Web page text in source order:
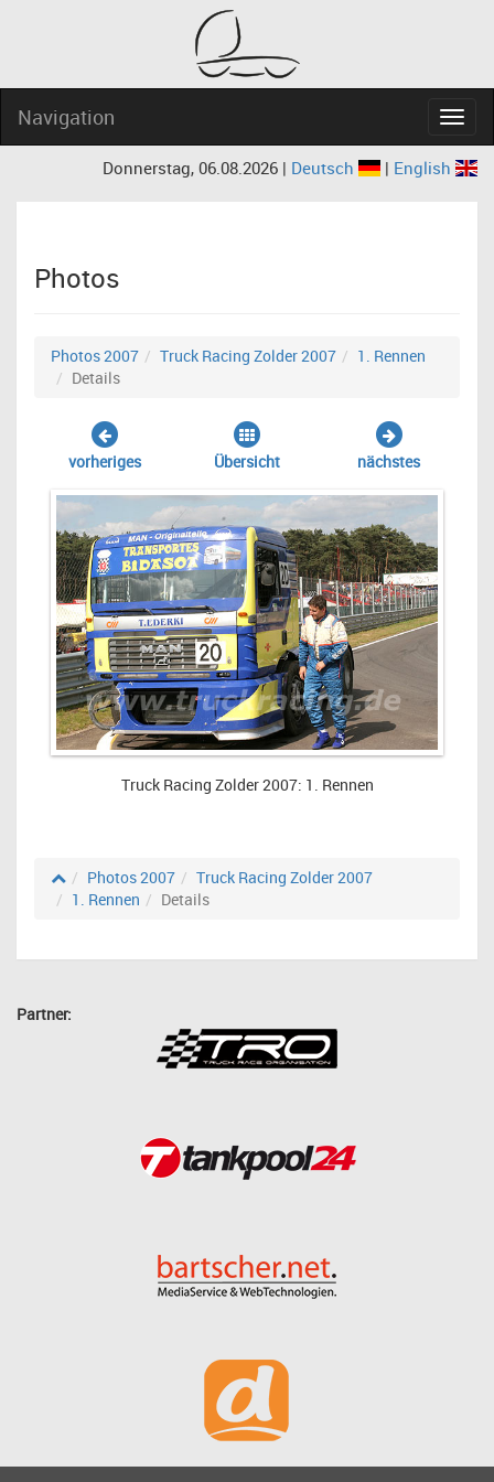
Navigation
Donnerstag, 06.08.2026 | Deutsch | English
Photos
Photos 2007 Truck Racing Zolder 2007
1. Rennen
Details
vorheriges Übersicht nächstes
Truck Racing Zolder 2007: 1. Rennen
Photos 2007
Truck Racing Zolder 2007
1. Rennen
Details
Partner: